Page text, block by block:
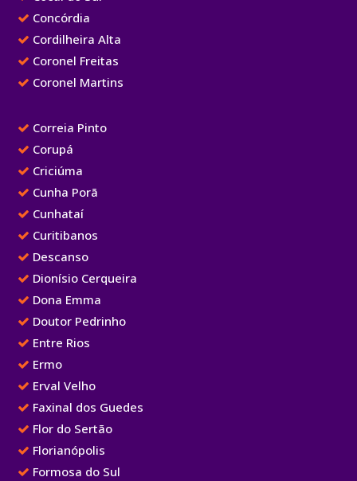
Concórdia
Cordilheira Alta
Coronel Freitas
Coronel Martins
Correia Pinto
Corupá
Criciúma
Cunha Porã
Cunhataí
Curitibanos
Descanso
Dionísio Cerqueira
Dona Emma
Doutor Pedrinho
Entre Rios
Ermo
Erval Velho
Faxinal dos Guedes
Flor do Sertão
Florianópolis
Formosa do Sul